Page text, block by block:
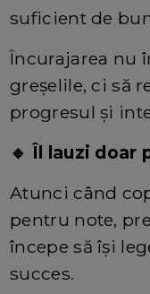
suficient de
Încurajarea nu
greșelile, ci să
progresul și
🔹 Îl lauzi
Atunci când
pentru note,
începe să își
succes.